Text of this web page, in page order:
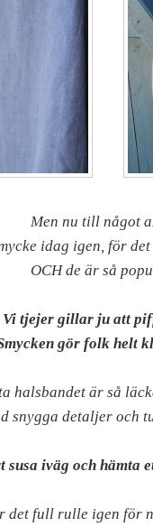
Men nu till något
idag igen, för
OCH de är så
Vi tjejer gillar ju att
gör folk helt
halsbandet är så
snygga detaljer och
susa iväg och hämta
det full rulle igen för